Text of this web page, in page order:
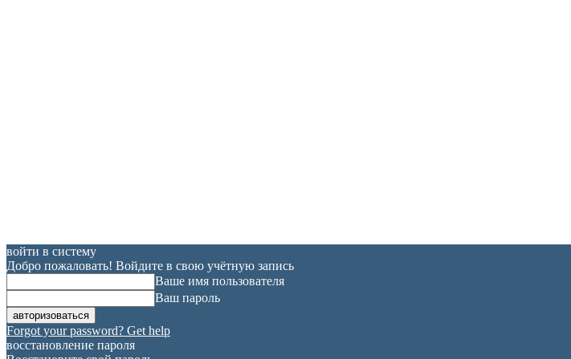
войти в систему
Добро пожаловать! Войдите в свою учётную запись
Ваше имя пользователя
Ваш пароль
Forgot your password? Get help
восстановление пароля